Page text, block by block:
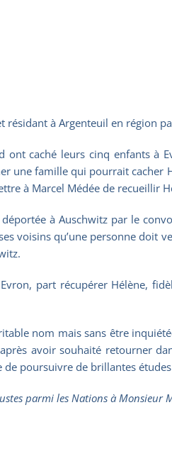
à Argenteuil en région
caché leurs cinq enfants
une famille qui pourrait
à Marcel Médée de recueillir
à Auschwitz par le
voisins qu’une personne doit
part récupérer Hélène,
nom mais sans être
avoir souhaité retourner
poursuivre de brillantes
parmi les Nations à Monsieur